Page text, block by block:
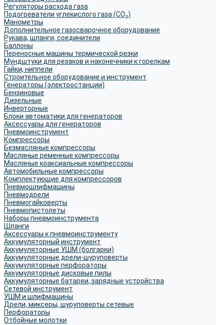
Регуляторы расхода газа
Подогреватели углекислого газа (CO₂)
Манометры
Дополнительное газосварочное оборудование
Рукава, шланги, соединители
Баллоны
Переносные машины термической резки
Мундштуки для резаков и наконечники к горелкам
Гайки, ниппели
Строительное оборудование и инструмент
Генераторы (электростанции)
Бензиновые
Дизельные
Инверторные
Блоки автоматики для генераторов
Аксессуары для генераторов
Пневмоинструмент
Компрессоры
Безмасляные компрессоры
Масляные ременные компрессоры
Масляные коаксиальные компрессоры
Автомобильные компрессоры
Комплектующие для компрессоров
Пневмошлифмашины
Пневмодрели
Пневмогайковерты
Пневмопистолеты
Наборы пневмоинструмента
Шланги
Аксессуары к пневмоинструменту
Аккумуляторный инструмент
Аккумуляторные УШМ (болгарки)
Аккумуляторные дрели-шуруповерты
Аккумуляторные перфораторы
Аккумуляторные дисковые пилы
Аккумуляторные батареи, зарядные устройства
Сетевой инструмент
УШМ и шлифмашины
Дрели, миксеры, шуруповерты сетевые
Перфораторы
Отбойные молотки